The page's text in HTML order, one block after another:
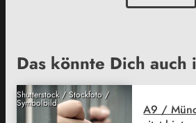
Das könnte Dich auch
Shutterstock / Stockfoto /
Symbolbild
A9 /